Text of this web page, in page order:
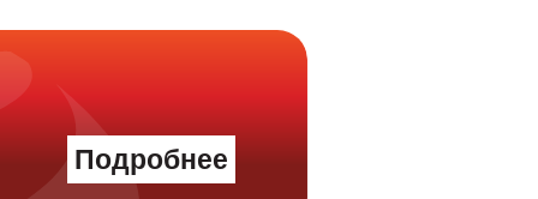
Подробнее